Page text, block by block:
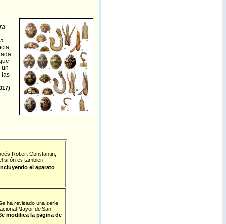
un
las
Robert Constantin,
sifón es tambien
el aparato
ha revisado una serie
Mayor de San
modifica la página de